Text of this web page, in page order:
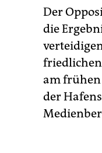
Der
die
am frühen
der